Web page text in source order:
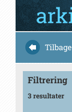
Tilbage
Filtrering
3 resultater